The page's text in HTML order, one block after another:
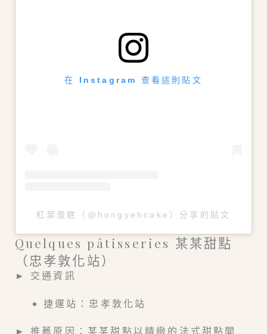
在 Instagram 查看這則貼文
紅葉蛋糕（@hongyehcake）分享的貼文
Quelques pâtisseries 某某甜點
（忠孝敦化站）
► 交通資訊
捷運站：忠孝敦化站
► 推薦原因：某某甜點以精緻的法式甜點聞